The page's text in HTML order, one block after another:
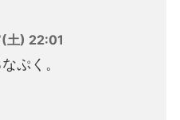
) 22:01
ぷく。